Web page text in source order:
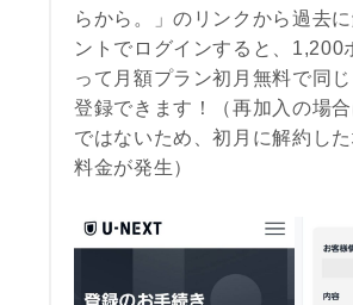
らから。」のリンクから過去
ントでログインすると、1,200
って月額プラン初月無料で同
登録できます！（再加入の場
ではないため、初月に解約し
料金が発生）